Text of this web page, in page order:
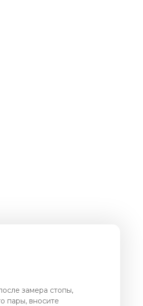
замера стопы,
пары, вносите